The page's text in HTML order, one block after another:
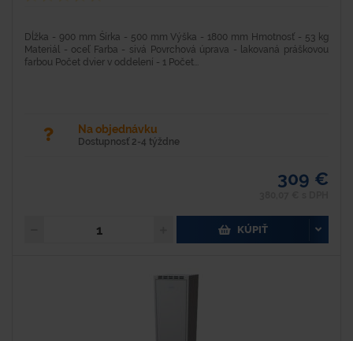
Dĺžka - 900 mm Šírka - 500 mm Výška - 1800 mm Hmotnosť - 53 kg
Materiál - oceľ Farba - sivá Povrchová úprava - lakovaná práškovou
farbou Počet dvier v oddelení - 1 Počet...
Na objednávku
Dostupnosť 2-4 týždne
309 €
KÚPIŤ